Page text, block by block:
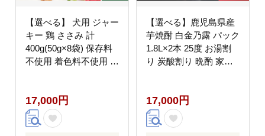
【選べる】 犬用 ジャー
キー 鶏 ささみ 計
400g(50g×8袋) 保存料
不使用 着色料不使用 鶏
中型犬 (a1054-C)
17,000円
【選べる】鹿児島県産
芋焼酎 白金乃露 パック
1.8L×2本 25度 お湯割
り 炭酸割り 晩酌 家飲
17,000円